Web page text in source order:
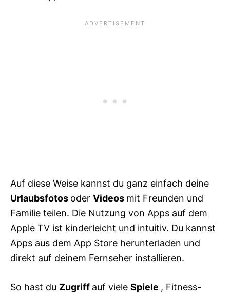
Auf diese Weise kannst du ganz einfach deine
Urlaubsfotos oder Videos mit Freunden und
Familie teilen. Die Nutzung von Apps auf dem
Apple TV ist kinderleicht und intuitiv. Du kannst
Apps aus dem App Store herunterladen und
direkt auf deinem Fernseher installieren.
So hast du Zugriff auf viele Spiele , Fitness-